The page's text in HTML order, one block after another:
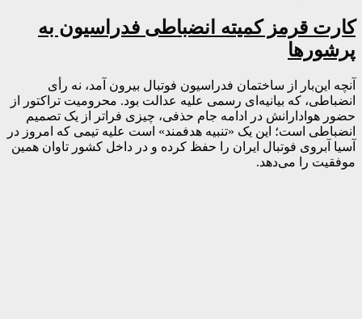
کارت قرمز کمیته انضباطی فدراسیون به
پرشورها
آنچه این‌بار از ساختمان فدراسیون فوتبال بیرون آمد، نه رأی
انضباطی، که بیانیه‌ای رسمی علیه عدالت بود. محرومیت تراکتور از
حضور هوادارانش در ادامه جام حذفی، چیزی فراتر از یک تصمیم
انضباطی است؛ این یک «تنبیه هدفمند» است علیه تیمی که امروز در
آسیا آبروی فوتبال ایران را حفظ کرده و در داخل کشور تاوان همین
موفقیت را می‌دهد.